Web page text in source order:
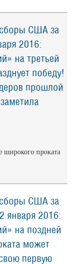
США за
2016:
на третьей
победу!
прошлой
широкого проката
США за
января 2016:
на поздней
может
первую